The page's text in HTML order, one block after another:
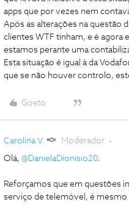
apps que por vezes nem
Após as alterações na questão
clientes WTF tinham, e é agora
estamos perante uma
Esta situação é igual à da
que se não houver controlo,
Gosto
Carolina V. Moderador
Olá, @DanielaDionísio20.
Reforçamos que em questões
serviço de telemóvel, é mesmo